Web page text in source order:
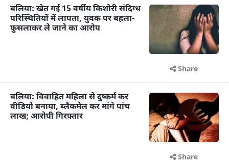
बलिया: खेत गई 15 वर्षीय किशोरी संदिग्ध
परिस्थितियों में लापता, युवक पर बहला-
फुसलाकर ले जाने का आरोप
Share
बलिया: विवाहित महिला से दुष्कर्म कर
वीडियो बनाया, ब्लैकमेल कर मांगे पांच
लाख; आरोपी गिरफ्तार
Share